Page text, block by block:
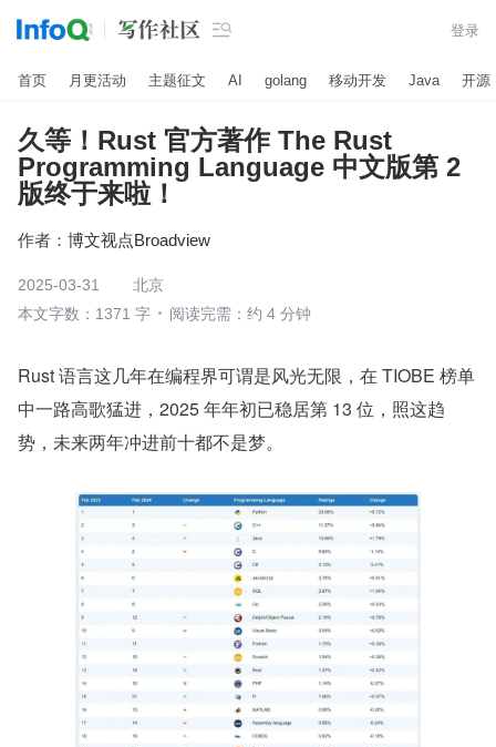
 登录
首页 月更活动 主题征文 AI golang 移动开发 Java 开源
久等！Rust 官方著作 The Rust
Programming Language 中文版第 2
版终于来啦！
作者： 博文视点Broadview
2025-03-31
北京
本文字数：1371 字
阅读完需：约 4 分钟
Rust 语言这几年在编程界可谓是风光无限，在 TIOBE 榜单
中一路高歌猛进，2025 年年初已稳居第 13 位，照这趋
势，未来两年冲进前十都不是梦。